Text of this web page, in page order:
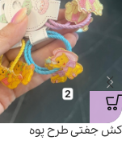
کش جفتی طرح پوه